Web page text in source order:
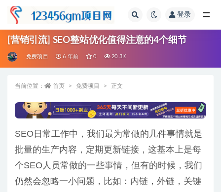
登录
[营销引流] SEO整站优化值得注意的4个细节
免费项目 6 年前 0 20.3K
当前位置： 首页 免费项目 正文
SEO日常工作中，我们最为常做的几件事情就是
批量的生产内容，定期更新链接，这基本上是每
个SEO人员常做的一些事情，但有的时候，我们
仍然会忽略一小问题，比如：内链，外链，关键